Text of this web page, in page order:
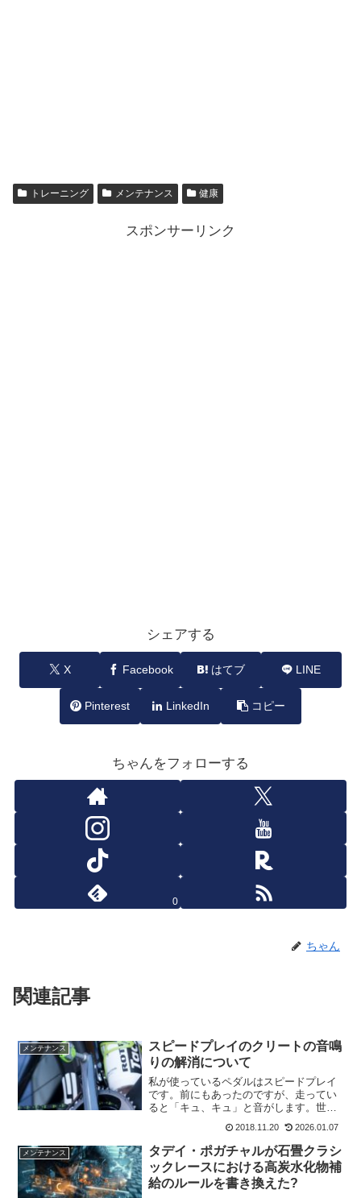
トレーニング メンテナンス 健康
スポンサーリンク
シェアする
X Facebook はてブ LINE
Pinterest LinkedIn コピー
ちゃんをフォローする
0
ちゃん
関連記事
メンテナンス
スピードプレイのクリートの音鳴
りの解消について
私が使っているペダルはスピードプレイ
です。前にもあったのですが、走ってい
ると「キュ、キュ」と音がします。世の
中のサイクリストで、クリートから音を
出して走っている人はいないでしょう。
もしいたら音鳴りの解消となるかもしれ
ません。スピードプレイの...
2018.11.20 2026.01.07
メンテナンス
タデイ・ポガチャルが石畳クラシ
ックレースにおける高炭水化物補
給のルールを書き換えた?